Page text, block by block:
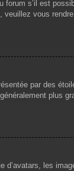
s’il est
veuillez vous
par des
plus
d’avatars, les